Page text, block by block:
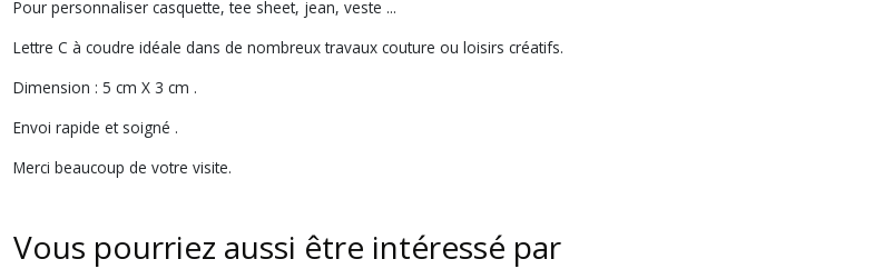
Pour personnaliser casquette, tee sheet, jean, veste ...
Lettre C à coudre idéale dans de nombreux travaux couture ou loisirs créatifs.
Dimension : 5 cm X 3 cm .
Envoi rapide et soigné .
Merci beaucoup de votre visite.
Vous pourriez aussi être intéressé par